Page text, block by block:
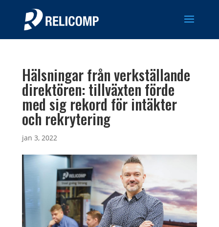
Hälsningar från verkställande
direktören: tillväxten förde
med sig rekord för intäkter
och rekrytering
jan 3, 2022